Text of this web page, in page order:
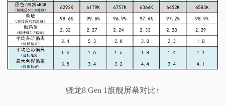
骁龙8 Gen 1旗舰屏幕对比↑